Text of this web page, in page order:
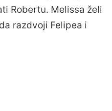
Robertu. Melissa želi
razdvoji Felipea i